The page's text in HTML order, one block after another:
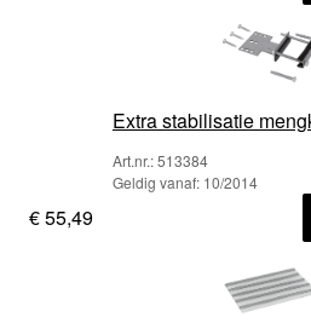
Extra stabilisatie
Art.nr.: 513384
Geldig vanaf: 10/2014
€ 55,49